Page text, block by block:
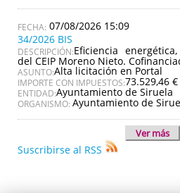
07/08/2026 15:09
34/2026 BIS
DESCRIPCIÓN:Eficiencia
del CEIP Moreno Nieto.
ASUNTO:Alta licitación en Portal
IMPORTE CON IMPUESTOS:73.529,46 €
ENTIDAD:Ayuntamiento de Siruela
ORGANISMO: Ayuntamiento de
Ver más
Suscribirse al RSS